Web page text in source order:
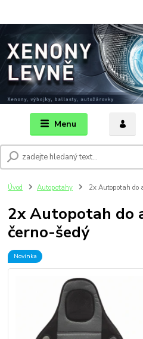
Menu
Úvod Autopotahy 2x Autopotah do
2x Autopotah do
černo-šedý
Novinka